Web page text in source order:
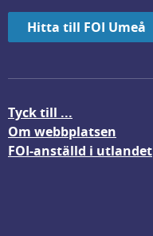
Hitta till FOI Umeå
Tyck till ...
Om webbplatsen
FOI-anställd i utlandet